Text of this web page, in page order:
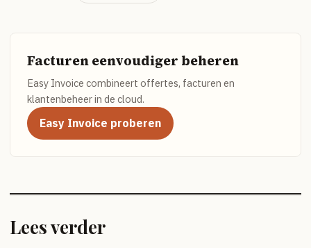
Facturen eenvoudiger beheren
Easy Invoice combineert offertes, facturen en
klantenbeheer in de cloud.
Easy Invoice proberen
Lees verder